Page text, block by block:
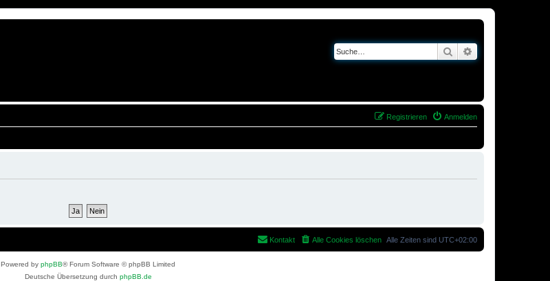
Suche
Anmelden
Registrieren
Alle Zeiten sind UTC+02:00
Alle Cookies löschen
Kontakt
Powered by phpBB® Forum Software © phpBB Limited
Deutsche Übersetzung durch phpBB.de